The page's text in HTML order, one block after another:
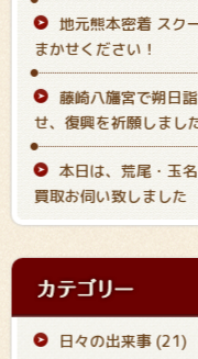
地元熊本密着 スク
まかせください！
藤崎八旛宮で朔日
せ、復興を祈願しまし
本日は、荒尾・玉
買取お伺い致しました
日々の出来事 (21)